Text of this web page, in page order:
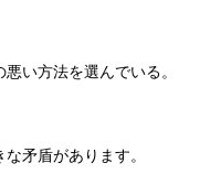
い方法を選んでいる。
な矛盾があります。